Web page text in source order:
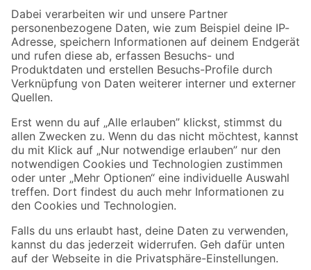
Zahlungsarten Versandarten
Sicher einkaufen
Jetzt die toom-App herunterladen
Alle Preisangaben in EUR inkl. gesetzl. MwSt.. Die dargestellten Angebote sind unter
Umständen nicht in allen Märkten verfügbar. Die angegebenen Verfügbarkeiten beziehen